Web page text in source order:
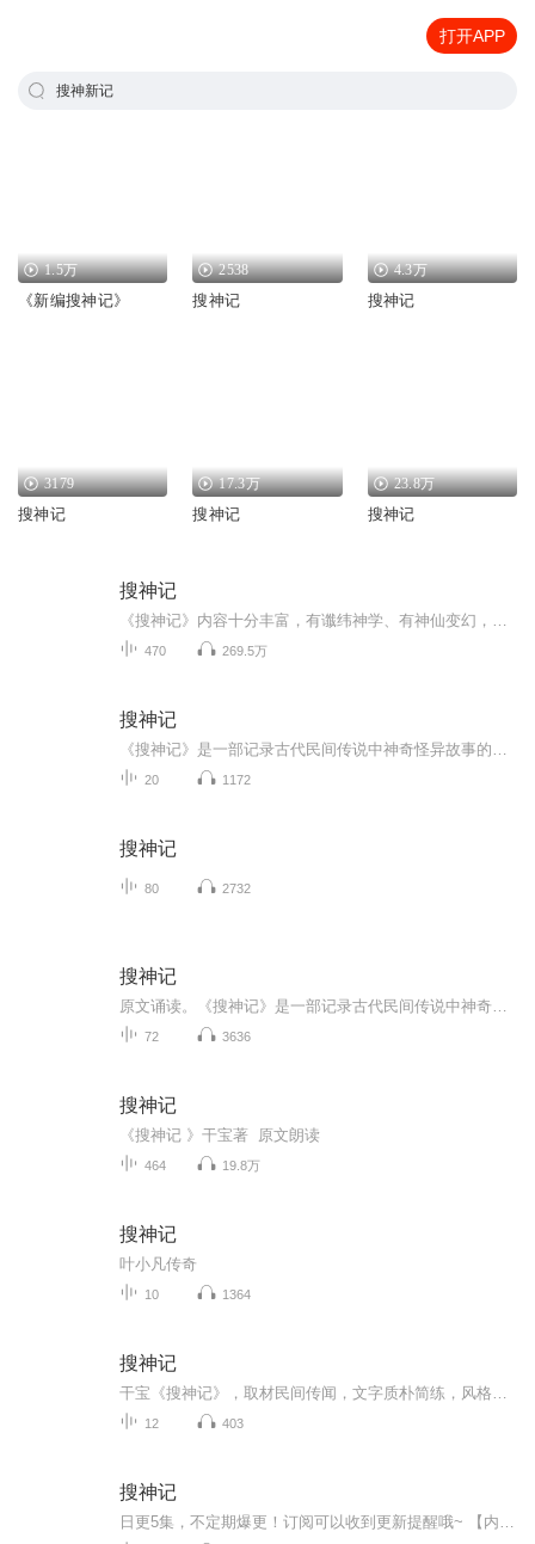
打开APP
搜神新记
1.5万
《新编搜神记》
2538
搜神记
4.3万
搜神记
3179
搜神记
17.3万
搜神记
23.8万
搜神记
搜神记
470 269.5万
搜神记
20 1172
搜神记
80 2732
搜神记
72 3636
搜神记
《搜神记 》干宝著 原文朗读
464 19.8万
搜神记
叶小凡传奇
10 1364
搜神记
12 403
搜神记